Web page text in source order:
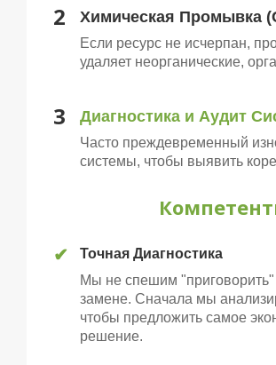
2 Химическая Промывка
Если ресурс не исчерпан,
удаляет неорганические,
3 Диагностика и Аудит
Часто преждевременный
системы, чтобы выявить
✔
Точная Диагностика
Мы не спешим
замене. Сначала мы
чтобы предложить самое
решение.